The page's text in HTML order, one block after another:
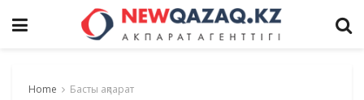
Home Басты ақпарат